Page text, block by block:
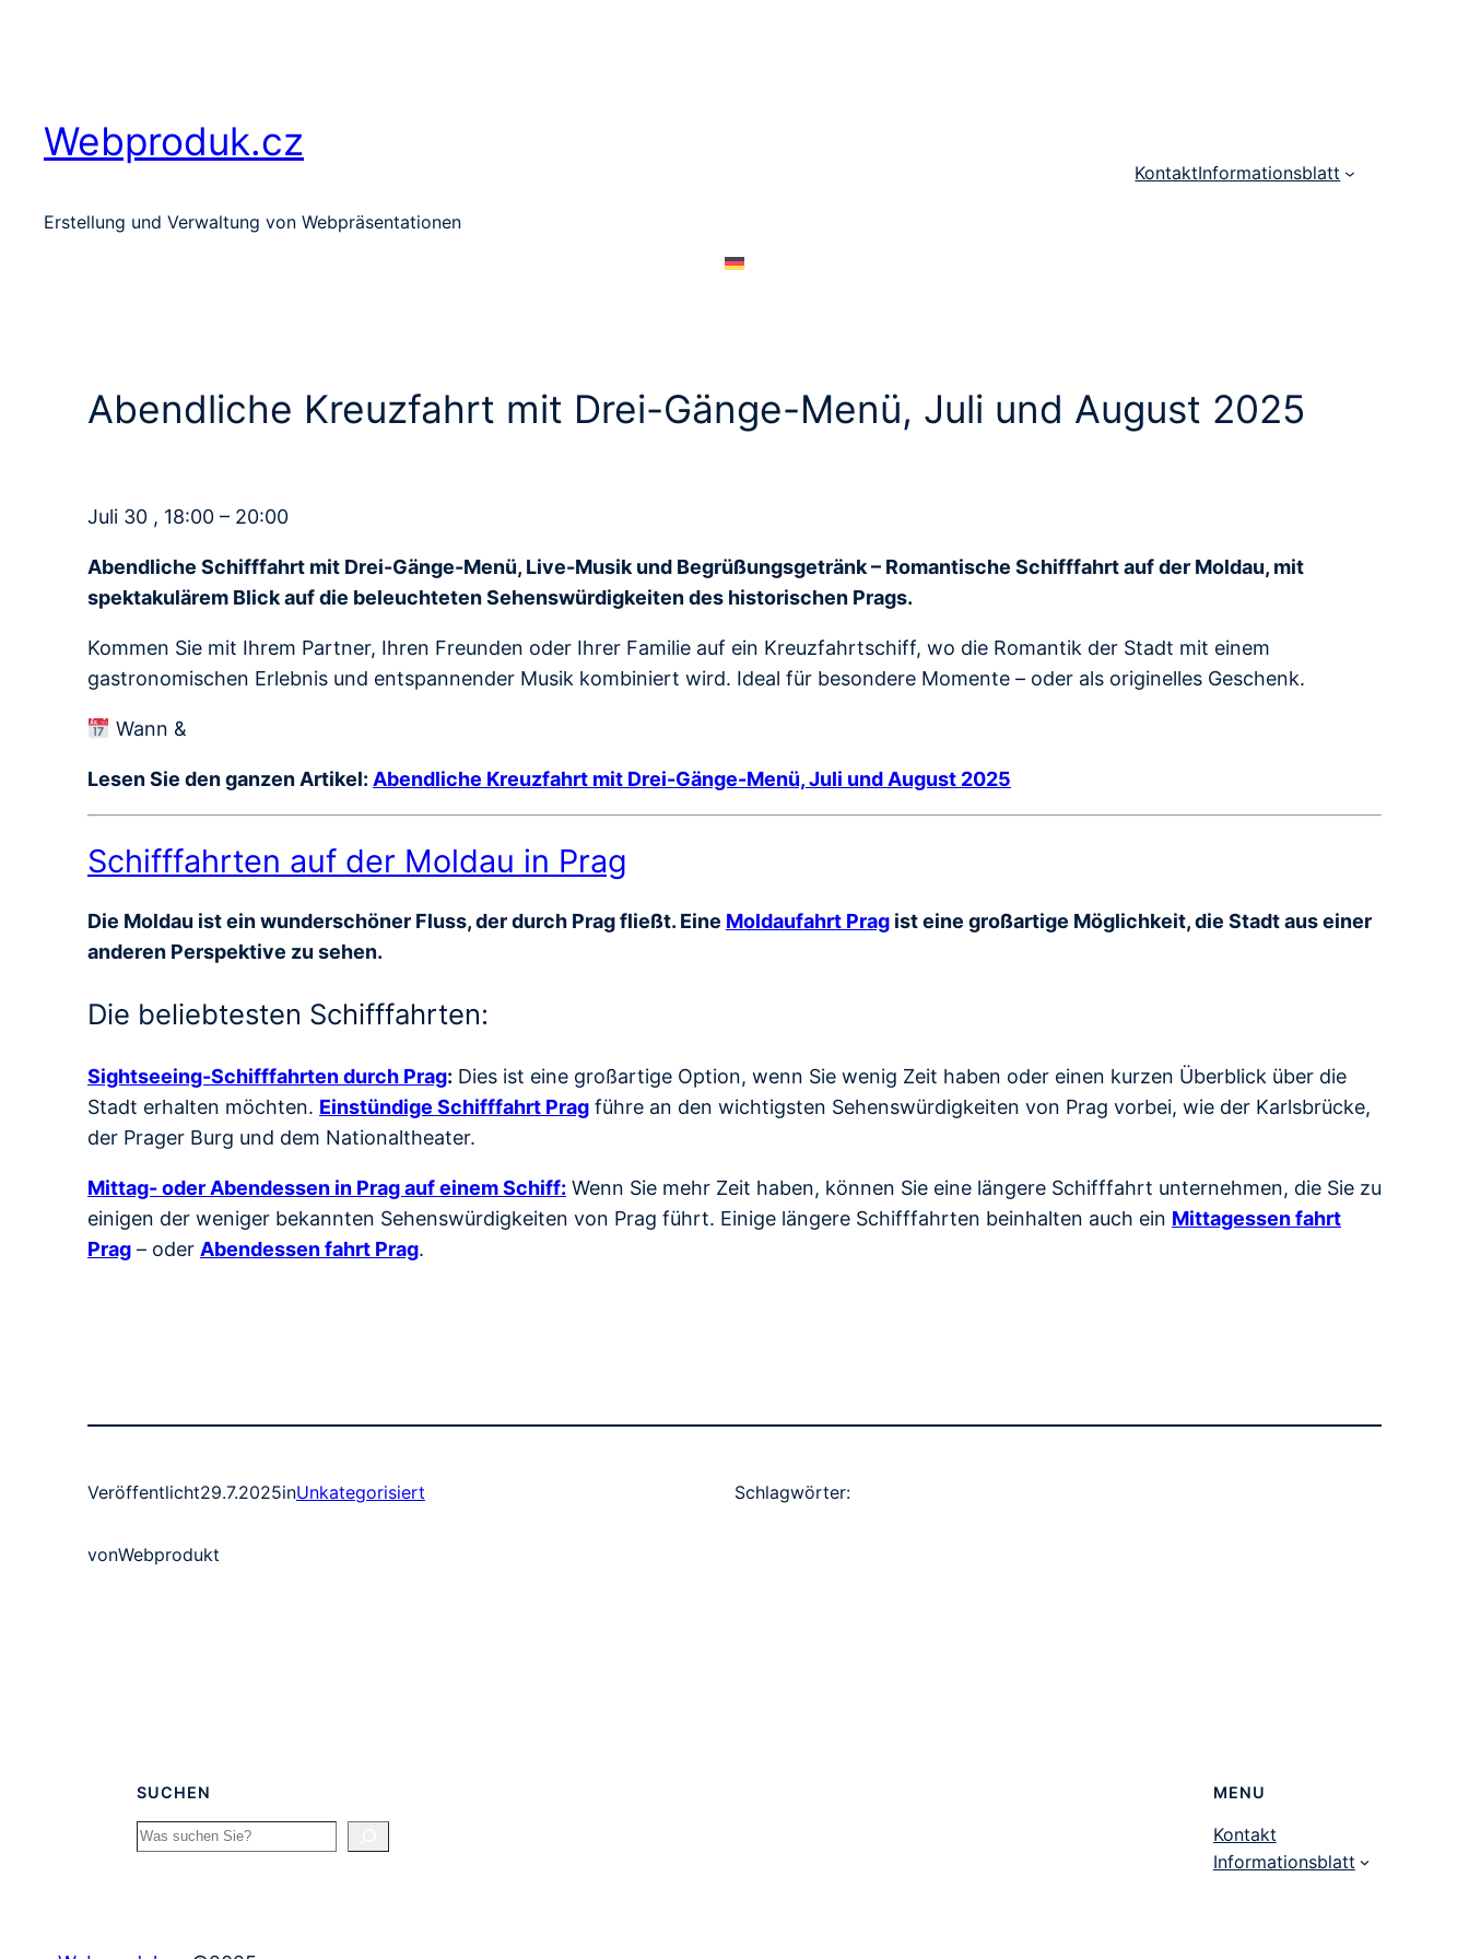
Webproduk.cz
Erstellung und Verwaltung von Webpräsentationen
KontaktInformationsblatt
Abendliche Kreuzfahrt mit Drei-Gänge-Menü, Juli und August 2025
Juli 30 , 18:00 – 20:00
Abendliche Schifffahrt mit Drei-Gänge-Menü, Live-Musik und Begrüßungsgetränk – Romantische Schifffahrt auf der Moldau, mit
spektakulärem Blick auf die beleuchteten Sehenswürdigkeiten des historischen Prags.
Kommen Sie mit Ihrem Partner, Ihren Freunden oder Ihrer Familie auf ein Kreuzfahrtschiff, wo die Romantik der Stadt mit einem
gastronomischen Erlebnis und entspannender Musik kombiniert wird. Ideal für besondere Momente – oder als originelles Geschenk.
Wann &
Lesen Sie den ganzen Artikel: Abendliche Kreuzfahrt mit Drei-Gänge-Menü, Juli und August 2025
Schifffahrten auf der Moldau in Prag
Die Moldau ist ein wunderschöner Fluss, der durch Prag fließt. Eine Moldaufahrt Prag ist eine großartige Möglichkeit, die Stadt aus einer
anderen Perspektive zu sehen.
Die beliebtesten Schifffahrten:
Sightseeing-Schifffahrten durch Prag: Dies ist eine großartige Option, wenn Sie wenig Zeit haben oder einen kurzen Überblick über die
Stadt erhalten möchten. Einstündige Schifffahrt Prag führe an den wichtigsten Sehenswürdigkeiten von Prag vorbei, wie der Karlsbrücke,
der Prager Burg und dem Nationaltheater.
Mittag- oder Abendessen in Prag auf einem Schiff: Wenn Sie mehr Zeit haben, können Sie eine längere Schifffahrt unternehmen, die Sie zu
einigen der weniger bekannten Sehenswürdigkeiten von Prag führt. Einige längere Schifffahrten beinhalten auch ein Mittagessen fahrt
Prag – oder Abendessen fahrt Prag.
Veröffentlicht29.7.2025inUnkategorisiert
vonWebprodukt
Schlagwörter:
SUCHEN
Search
MENU
Kontakt
Informationsblatt